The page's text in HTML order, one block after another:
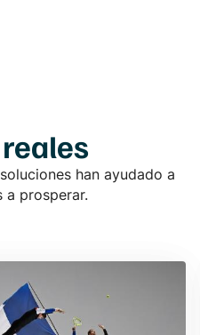
han ayudado a
a prosperar.